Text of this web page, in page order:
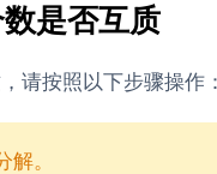
是否互质
请按照以下步骤操作：
。